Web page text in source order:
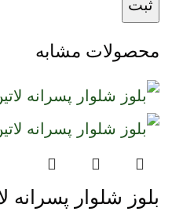
محصولات مشابه
بلوز شلوار پسرانه